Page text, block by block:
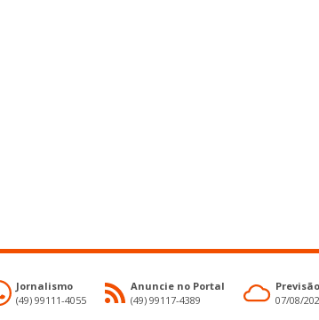
Jornalismo
(49) 99111-4055
Anuncie no Portal
(49) 99117-4389
07/08/